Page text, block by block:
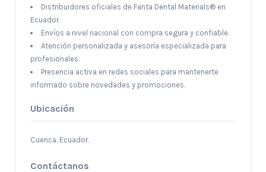
Distribuidores oficiales de Fanta Dental Materials® en
Ecuador.
Envíos a nivel nacional con compra segura y confiable.
Atención personalizada y asesoría especializada para
profesionales.
Presencia activa en redes sociales para mantenerte
informado sobre novedades y promociones.
Ubicación
Cuenca, Ecuador.​
Contáctanos